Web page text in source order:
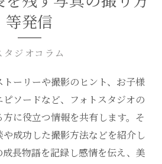
等発信
タジオコラム
ーリーや撮影のヒント、お子様
ソードなど、フォトスタジオの
に役立つ情報を共有します。そ
や成功した撮影方法などを紹介し
長物語を記録し感情を伝え、美